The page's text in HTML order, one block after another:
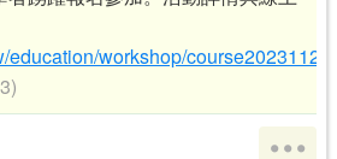
education/workshop/